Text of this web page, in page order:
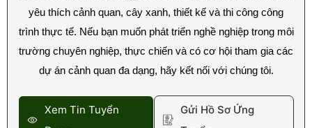
yêu thích cảnh quan, cây xanh, thiết kế và thi công công
trình thực tế. Nếu bạn muốn phát triển nghề nghiệp trong môi
trường chuyên nghiệp, thực chiến và có cơ hội tham gia các
dự án cảnh quan đa dạng, hãy kết nối với chúng tôi.
Xem Tin Tuyển
Gửi Hồ Sơ Ứng